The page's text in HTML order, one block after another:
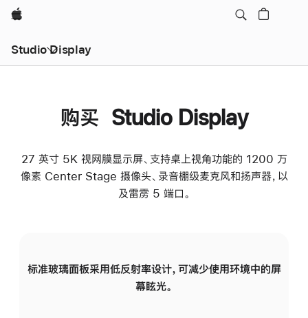
Apple
Studio Display
购买 Studio Display
27 英寸 5K 视网膜显示屏、支持桌上视角功能的 1200 万
像素 Center Stage 摄像头、录音棚级麦克风和扬声器，以
及雷雳 5 端口。
标准玻璃面板采用低反射率设计，可减少使用环境中的屏
幕眩光。